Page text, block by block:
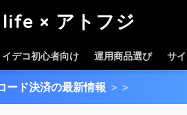
× アトフジ
イデコ初心者向け 運用商品選び サ
ード決済の最新情報 ＞＞